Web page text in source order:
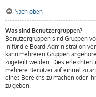
Nach oben
Was sind Benutzergruppen?
Benutzergruppen sind Gruppen
in für die Board-Administration
kann mehreren Gruppen
zugeteilt werden. Dies erleichtert
mehrere Benutzer auf einmal zu
eines Bereichs zu machen oder
zu geben.